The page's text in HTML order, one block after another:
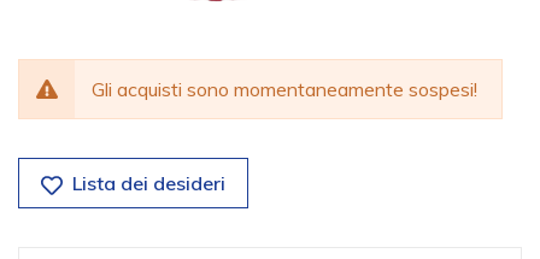
Gli acquisti sono momentaneamente sospesi!
Lista dei desideri